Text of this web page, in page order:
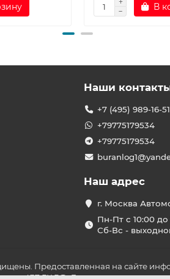
В
Наши
+7 (495) 989-16-51
+79775179534
+79775179534
Наш адрес
г. Москва
Пн-Пт с 10:00 до
Сб-Вс -
Предоставленная на сайте